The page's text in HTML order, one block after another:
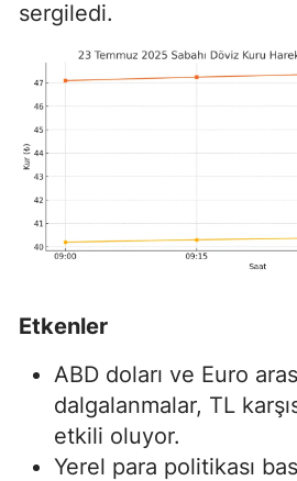
sergiledi.
Etkenler
ABD doları ve Euro
dalgalanmalar, TL
etkili oluyor.
Yerel para politikası